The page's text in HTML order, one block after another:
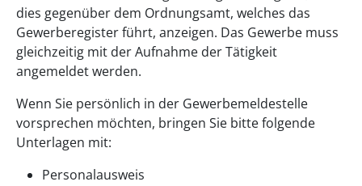
dies gegenüber dem Ordnungsamt, welches das
Gewerberegister führt, anzeigen. Das Gewerbe muss
gleichzeitig mit der Aufnahme der Tätigkeit
angemeldet werden.
Wenn Sie persönlich in der Gewerbemeldestelle
vorsprechen möchten, bringen Sie bitte folgende
Unterlagen mit:
Personalausweis